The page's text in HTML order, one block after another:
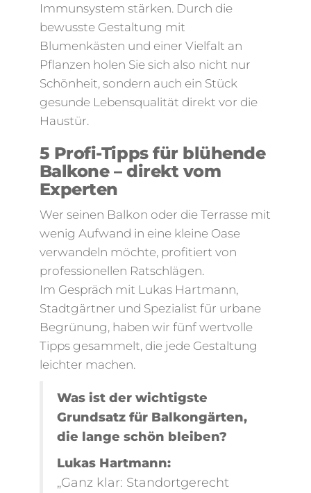
Immunsystem stärken. Durch die
bewusste Gestaltung mit
Blumenkästen und einer Vielfalt an
Pflanzen holen Sie sich also nicht nur
Schönheit, sondern auch ein Stück
gesunde Lebensqualität direkt vor die
Haustür.
5 Profi-Tipps für blühende
Balkone – direkt vom
Experten
Wer seinen Balkon oder die Terrasse mit
wenig Aufwand in eine kleine Oase
verwandeln möchte, profitiert von
professionellen Ratschlägen.
Im Gespräch mit Lukas Hartmann,
Stadtgärtner und Spezialist für urbane
Begrünung, haben wir fünf wertvolle
Tipps gesammelt, die jede Gestaltung
leichter machen.
Was ist der wichtigste
Grundsatz für Balkongärten,
die lange schön bleiben?
Lukas Hartmann:
„Ganz klar: Standortgerecht